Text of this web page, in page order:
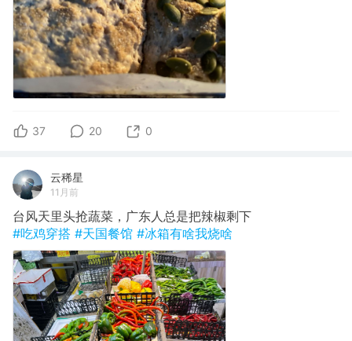
37 20 0
云稀星
11月前
台风天里头抢蔬菜，广东人总是把辣椒剩下
#吃鸡穿搭 #天国餐馆 #冰箱有啥我烧啥